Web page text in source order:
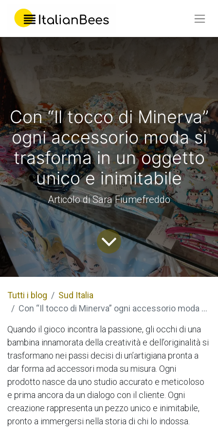
Con “Il tocco di Minerva”
ogni accessorio moda si
trasforma in un oggetto
unico e inimitabile
Articolo di Sara Fiumefreddo
Tutti i blog
Sud Italia
Con “Il tocco di Minerva” ogni accessorio moda si trasforma in un oggetto unico e inimitabile
Quando il gioco incontra la passione, gli occhi di una
bambina innamorata della creatività e dell’originalità si
trasformano nei passi decisi di un’artigiana pronta a
dar forma ad accessori moda su misura. Ogni
prodotto nasce da uno studio accurato e meticoloso
e prima ancora da un dialogo con il cliente. Ogni
creazione rappresenta un pezzo unico e inimitabile,
pronto a immergersi nella storia di chi lo indossa.